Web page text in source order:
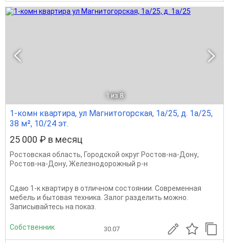
1 из 8
1-комн квартира, ул Магнитогорская, 1а/25, д. 1а/25,
38 м², 10/24 эт.
25 000 ₽ в месяц
Ростовская область, Городской округ Ростов-на-Дону,
Ростов-на-Дону, Железнодорожный р-н
Сдаю 1-к квартиру в отличном состоянии. Современная
мебель и бытовая техника. Залог разделить можно.
Записывайтесь на показ.
Собственник 30.07